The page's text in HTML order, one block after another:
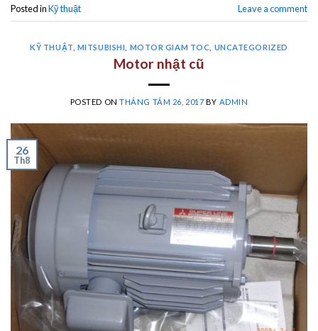
Posted inKỹ thuật Leave a comment
KỸ THUẬT MITSUBISHI MOTOR GIAM TOC UNCATEGORIZED
Motor nhật cũ
POSTED ONTHÁNG TÁM 26, 2017 BY ADMIN
26
Th8